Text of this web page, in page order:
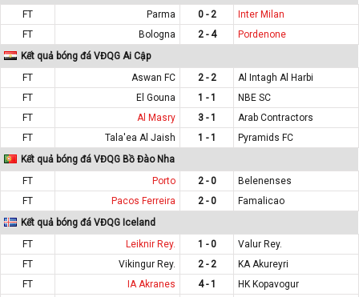
FT
Parma 0 - 2
Inter Milan
FT
Bologna 2 - 4
Pordenone
Kết quả bóng đá VĐQG Ai Cập
FT
Aswan FC 2 - 2
Al Intagh Al Harbi
FT
El Gouna 1 - 1
NBE SC
FT
Al Masry 3 - 1
Arab Contractors
FT
Tala'ea Al Jaish 1 - 1
Pyramids FC
Kết quả bóng đá VĐQG Bồ Đào Nha
FT
Porto 2 - 0
Belenenses
FT
Pacos Ferreira 2 - 0
Famalicao
Kết quả bóng đá VĐQG Iceland
FT
Leiknir Rey. 1 - 0
Valur Rey.
FT
Vikingur Rey. 2 - 2
KA Akureyri
FT
IA Akranes 4 - 1
HK Kopavogur